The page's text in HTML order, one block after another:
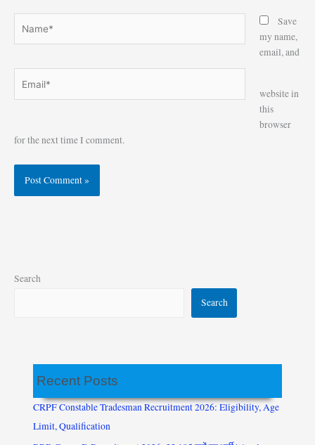
Save
my name,
email, and
website in
this
browser
for the next time I comment.
Search
Search
Recent Posts
CRPF Constable Tradesman Recruitment 2026: Eligibility, Age
Limit, Qualification